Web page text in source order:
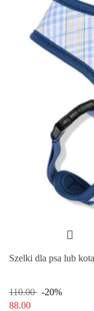
Szelki dla psa lub
110.00
-20%
88.00